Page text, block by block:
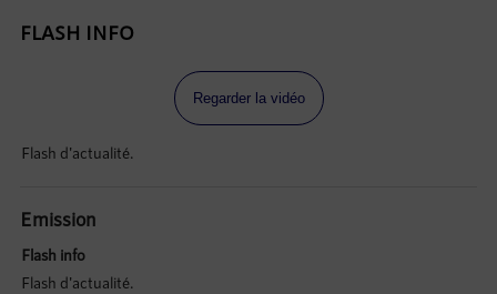
FLASH INFO
Regarder la vidéo
Flash d'actualité.
Emission
Flash info
Flash d'actualité.